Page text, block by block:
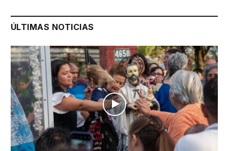
ÚLTIMAS NOTICIAS